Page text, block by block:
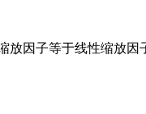
因子等于线性缩放因